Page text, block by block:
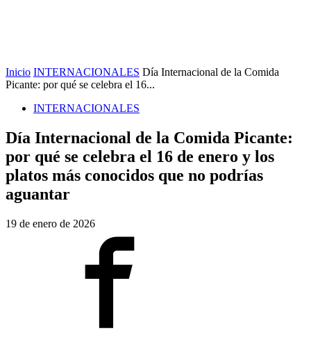
Inicio INTERNACIONALES Día Internacional de la Comida
Picante: por qué se celebra el 16...
INTERNACIONALES
Día Internacional de la Comida Picante:
por qué se celebra el 16 de enero y los
platos más conocidos que no podrías
aguantar
19 de enero de 2026